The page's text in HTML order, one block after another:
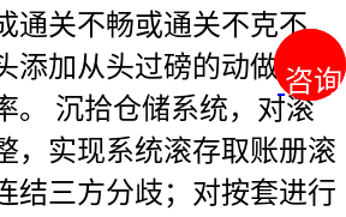
咨询
咨询
通关不畅或通关不克不
添加从头过磅的动做，提
。 沉拾仓储系统，对滚
，实现系统滚存取账册滚
结三方分歧；对按套进行